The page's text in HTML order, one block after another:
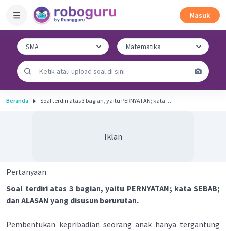
Masuk
Beranda Soal terdiri atas 3 bagian, yaitu PERNYATAN; kata ...
Iklan
Pertanyaan
Soal terdiri atas 3 bagian, yaitu PERNYATAN; kata SEBAB;
dan ALASAN yang disusun berurutan.
Pembentukan kepribadian seorang anak hanya tergantung